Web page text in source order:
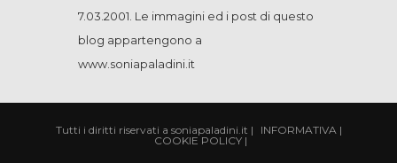
7.03.2001. Le immagini ed i post di questo
blog appartengono a
www.soniapaladini.it
Tutti i diritti riservati a soniapaladini.it | INFORMATIVA |
COOKIE POLICY |